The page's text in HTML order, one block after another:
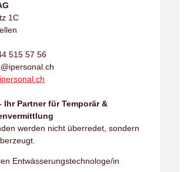
1C
515 57 56
Ihr Partner für Temporär &
werden nicht überredet, sondern
Entwässerungstechnologe/in